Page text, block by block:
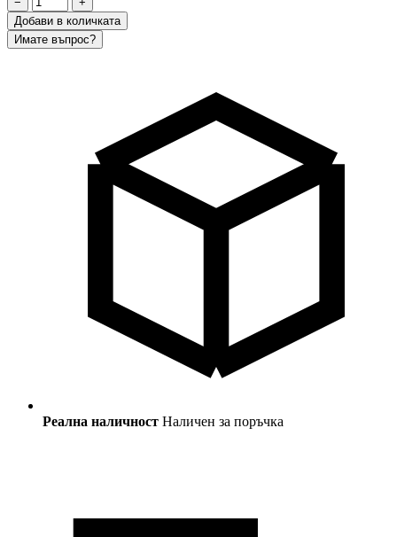
Добави в количката
Имате въпрос?
Реална наличност Наличен за поръчка